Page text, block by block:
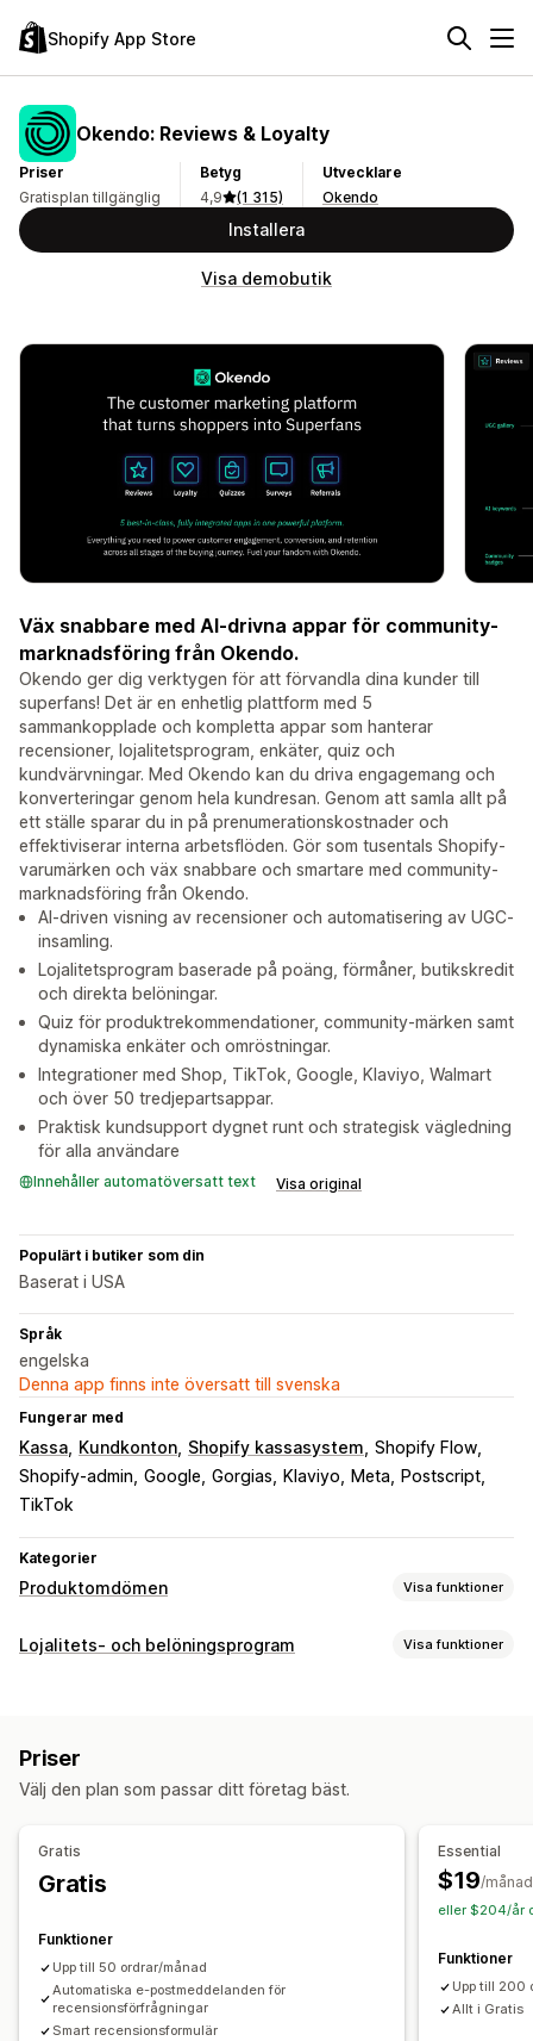
Shopify App Store
Okendo: Reviews & Loyalty
Priser
Gratisplan tillgänglig
Betyg
4,9
(1 315)
Utvecklare
Okendo
Installera
Visa demobutik
Väx snabbare med AI-drivna appar för community-
marknadsföring från Okendo.
Okendo ger dig verktygen för att förvandla dina kunder till
superfans! Det är en enhetlig plattform med 5
sammankopplade och kompletta appar som hanterar
recensioner, lojalitetsprogram, enkäter, quiz och
kundvärvningar. Med Okendo kan du driva engagemang och
konverteringar genom hela kundresan. Genom att samla allt på
ett ställe sparar du in på prenumerationskostnader och
effektiviserar interna arbetsflöden. Gör som tusentals Shopify-
varumärken och väx snabbare och smartare med community-
marknadsföring från Okendo.
AI-driven visning av recensioner och automatisering av UGC-
insamling.
Lojalitetsprogram baserade på poäng, förmåner, butikskredit
och direkta belöningar.
Quiz för produktrekommendationer, community-märken samt
dynamiska enkäter och omröstningar.
Integrationer med Shop, TikTok, Google, Klaviyo, Walmart
och över 50 tredjepartsappar.
Praktisk kundsupport dygnet runt och strategisk vägledning
för alla användare
Innehåller automatöversatt text Visa original
Populärt i butiker som din
Baserat i USA
Språk
engelska
Denna app finns inte översatt till svenska
Fungerar med
Kassa Kundkonton Shopify kassasystem Shopify Flow
Shopify-admin Google Gorgias Klaviyo Meta
Postscript
TikTok
Kategorier
Produktomdömen Visa funktioner
Visningsalternativ
En sida med alla recensioner
Höjdpunkter från recensioner
Produktgrupper
Förfrågningar via e-post
Enkäter Kampanjer Hänvisningar
Import och export
Migrering av recensioner
Syndikering av recensioner
Automatiseringar Anpassade förfrågningar
Lojalitets- och belöningsprogram Visa funktioner
Priser
Välj den plan som passar ditt företag bäst.
Gratis
Gratis
Funktioner
Upp till 50 ordrar/månad
Automatiska e-postmeddelanden för
recensionsförfrågningar
Smart recensionsformulär
Essential
$19/månad
eller $204/år
Funktioner
Upp till 200
Allt i Gratis